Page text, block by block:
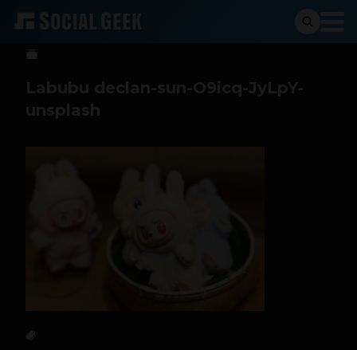
Sergio Ramos 19 de marzo de 2026
Labubu declan-sun-O9icq-JyLpY-
unsplash